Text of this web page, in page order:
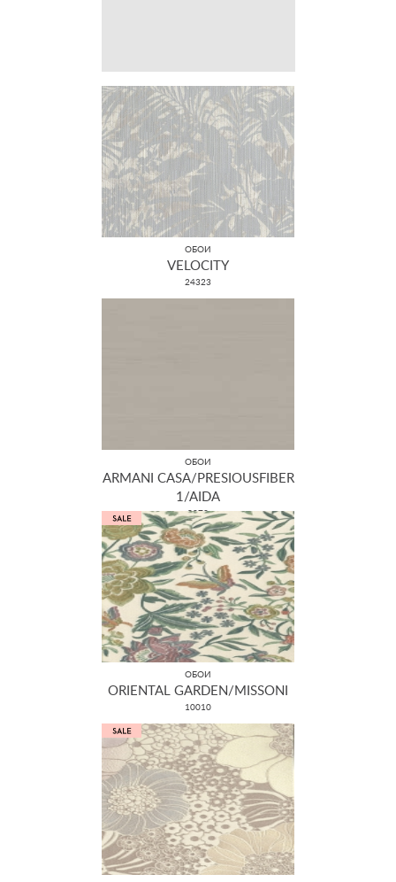
ОБОИ
VELOCITY
24323
ОБОИ
ARMANI CASA/PRESIOUSFIBER
1/AIDA
9070
ОБОИ
ORIENTAL GARDEN/MISSONI
10010